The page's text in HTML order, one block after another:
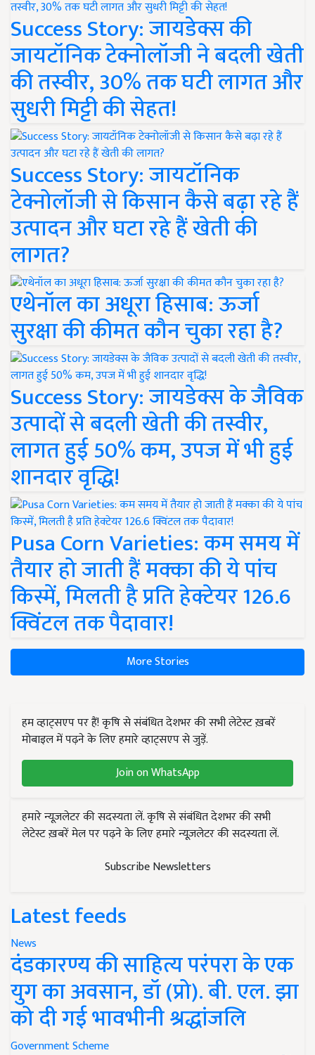
Success Story: जायडेक्स की
जायटॉनिक टेक्नोलॉजी ने बदली खेती
की तस्वीर, 30% तक घटी लागत और
सुधरी मिट्टी की सेहत!
Success Story: जायटॉनिक
टेक्नोलॉजी से किसान कैसे बढ़ा रहे हैं
उत्पादन और घटा रहे हैं खेती की
लागत?
एथेनॉल का अधूरा हिसाब: ऊर्जा
सुरक्षा की कीमत कौन चुका रहा है?
Success Story: जायडेक्स के जैविक
उत्पादों से बदली खेती की तस्वीर,
लागत हुई 50% कम, उपज में भी हुई
शानदार वृद्धि!
Pusa Corn Varieties: कम समय में
तैयार हो जाती हैं मक्का की ये पांच
किस्में, मिलती है प्रति हेक्टेयर 126.6
क्विंटल तक पैदावार!
More Stories
हम व्हाट्सएप पर हैं! कृषि से संबंधित देशभर की सभी लेटेस्ट ख़बरें
मोबाइल में पढ़ने के लिए हमारे व्हाट्सएप से जुड़ें.
Join on WhatsApp
हमारे न्यूज़लेटर की सदस्यता लें. कृषि से संबंधित देशभर की सभी
लेटेस्ट ख़बरें मेल पर पढ़ने के लिए हमारे न्यूज़लेटर की सदस्यता लें.
Subscribe Newsletters
Latest feeds
News
दंडकारण्य की साहित्य परंपरा के एक
युग का अवसान, डॉ (प्रो). बी. एल. झा
को दी गई भावभीनी श्रद्धांजलि
Government Scheme